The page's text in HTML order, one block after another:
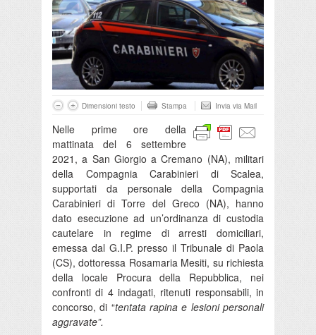
Dimensioni testo Stampa Invia via Mail
Nelle prime ore della
mattinata del 6 settembre
2021, a San Giorgio a Cremano (NA), militari
della Compagnia Carabinieri di Scalea,
supportati da personale della Compagnia
Carabinieri di Torre del Greco (NA), hanno
dato esecuzione ad un’ordinanza di custodia
cautelare in regime di arresti domiciliari,
emessa dal G.I.P. presso il Tribunale di Paola
(CS), dottoressa Rosamaria Mesiti, su richiesta
della locale Procura della Repubblica, nei
confronti di 4 indagati, ritenuti responsabili, in
concorso, di “tentata rapina e lesioni personali
aggravate”.